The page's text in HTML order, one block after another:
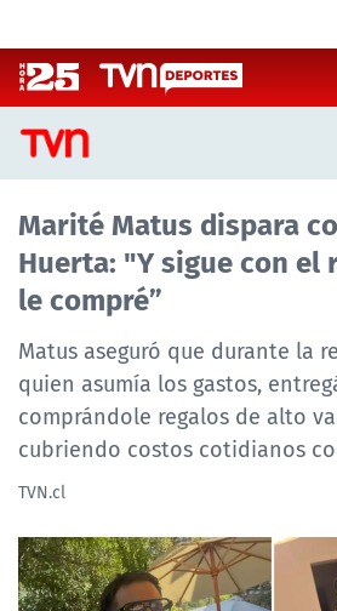
CASTING MASTERCHEF CHILE
CASTING TVN VERTICAL
TVN VERTICAL
TVN PLAY
PROGRAMAS
NTV
Marité Matus dispara
Huerta: "Y sigue con el
le compré”
Matus aseguró que durante la
quien asumía los gastos,
comprándole regalos de alto
cubriendo costos cotidianos
TVN.cl